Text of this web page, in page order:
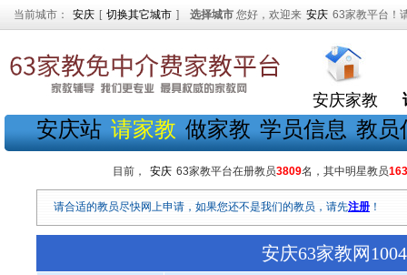
当前城市： 安庆 [ 切换其它城市 ] 选择城市 您好，欢迎来 安庆 63家教平台！
安庆家教
安庆站 请家教 做家教 学员信息 教员
目前， 安庆 63家教平台在册教员3809名，其中明星教员163
请合适的教员尽快网上申请，如果您还不是我们的教员，请先注册 ！
安庆63家教网